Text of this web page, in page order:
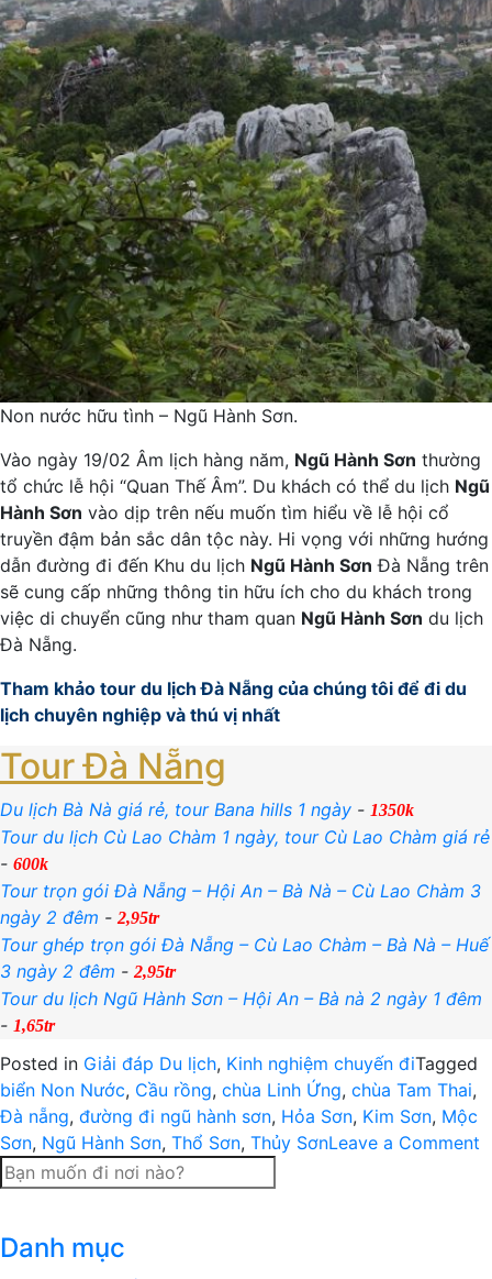
Non nước hữu tình – Ngũ Hành Sơn.
Vào ngày 19/02 Âm lịch hàng năm, Ngũ Hành Sơn thường
tổ chức lễ hội “Quan Thế Âm”. Du khách có thể du lịch Ngũ
Hành Sơn vào dịp trên nếu muốn tìm hiểu về lễ hội cổ
truyền đậm bản sắc dân tộc này. Hi vọng với những hướng
dẫn đường đi đến Khu du lịch Ngũ Hành Sơn Đà Nẵng trên
sẽ cung cấp những thông tin hữu ích cho du khách trong
việc di chuyển cũng như tham quan Ngũ Hành Sơn du lịch
Đà Nẵng.
Tham khảo tour du lịch Đà Nẵng của chúng tôi để đi du
lịch chuyên nghiệp và thú vị nhất
Tour Đà Nẵng
Du lịch Bà Nà giá rẻ, tour Bana hills 1 ngày - 1350k
Tour du lịch Cù Lao Chàm 1 ngày, tour Cù Lao Chàm giá rẻ
- 600k
Tour trọn gói Đà Nẵng – Hội An – Bà Nà – Cù Lao Chàm 3
ngày 2 đêm -2,95tr
Tour ghép trọn gói Đà Nẵng – Cù Lao Chàm – Bà Nà – Huế
3 ngày 2 đêm -2,95tr
Tour du lịch Ngũ Hành Sơn – Hội An – Bà nà 2 ngày 1 đêm
- 1,65tr
Posted in Giải đáp Du lịch, Kinh nghiệm chuyến điTagged
biển Non Nước, Cầu rồng, chùa Linh Ứng, chùa Tam Thai,
Đà nẵng, đường đi ngũ hành sơn, Hỏa Sơn, Kim Sơn, Mộc
Sơn, Ngũ Hành Sơn, Thổ Sơn, Thủy SơnLeave a Comment
Danh mục